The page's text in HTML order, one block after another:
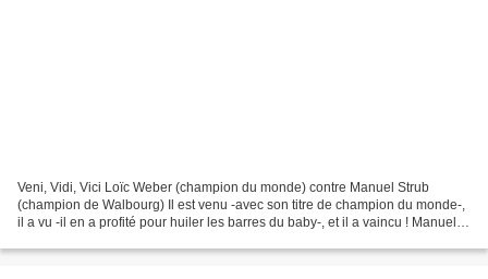
Veni, Vidi, Vici Loïc Weber (champion du monde) contre Manuel Strub
(champion de Walbourg) Il est venu -avec son titre de champion du monde-,
il a vu -il en a profité pour huiler les barres du baby-, et il a vaincu ! Manuel